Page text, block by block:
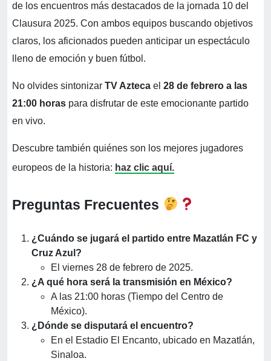
de los encuentros más destacados de la jornada 10 del
Clausura 2025. Con ambos equipos buscando objetivos
claros, los aficionados pueden anticipar un espectáculo
lleno de emoción y buen fútbol.
No olvides sintonizar TV Azteca el 28 de febrero a las
21:00 horas para disfrutar de este emocionante partido
en vivo.
Descubre también quiénes son los mejores jugadores
europeos de la historia: haz clic aquí.
Preguntas Frecuentes
¿Cuándo se jugará el partido entre Mazatlán FC y
Cruz Azul?
El viernes 28 de febrero de 2025.
¿A qué hora será la transmisión en México?
A las 21:00 horas (Tiempo del Centro de
México).
¿Dónde se disputará el encuentro?
En el Estadio El Encanto, ubicado en Mazatlán,
Sinaloa.